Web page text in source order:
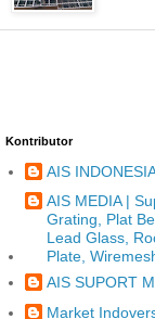
Kontributor
AIS
AIS MEDIA |
Grating, Plat
Lead Glass,
Plate,
AIS SUPORT
Market